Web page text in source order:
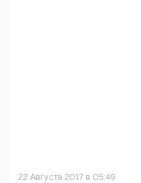
22 Августа 2017 в 05:49